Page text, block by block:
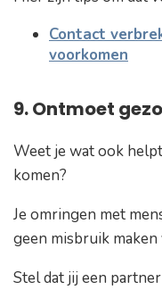
Contact
voorkomen
9. Ontmoet
Weet je wat ook
komen?
Je omringen met
geen misbruik
Stel dat jij een